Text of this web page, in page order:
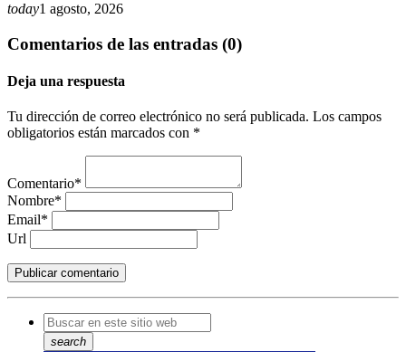
today1 agosto, 2026
Comentarios de las entradas (0)
Deja una respuesta
Tu dirección de correo electrónico no será publicada. Los campos
obligatorios están marcados con *
Comentario*
Nombre*
Email*
Url
search